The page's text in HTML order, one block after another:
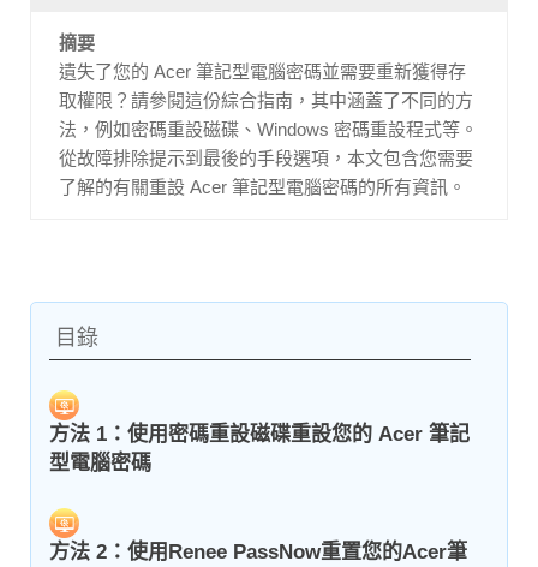
摘要
遺失了您的 Acer 筆記型電腦密碼並需要重新獲得存
取權限？請參閱這份綜合指南，其中涵蓋了不同的方
法，例如密碼重設磁碟、Windows 密碼重設程式等。
從故障排除提示到最後的手段選項，本文包含您需要
了解的有關重設 Acer 筆記型電腦密碼的所有資訊。
目錄
方法 1：使用密碼重設磁碟重設您的 Acer 筆記
型電腦密碼
方法 2：使用Renee PassNow重置您的Acer筆